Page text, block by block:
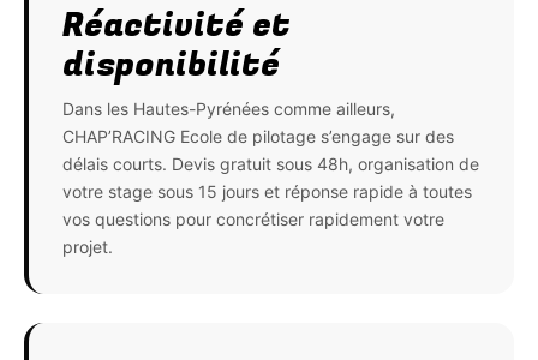
Réactivité et
disponibilité
Dans les Hautes-Pyrénées comme ailleurs,
CHAP’RACING Ecole de pilotage s’engage sur des
délais courts. Devis gratuit sous 48h, organisation de
votre stage sous 15 jours et réponse rapide à toutes
vos questions pour concrétiser rapidement votre
projet.